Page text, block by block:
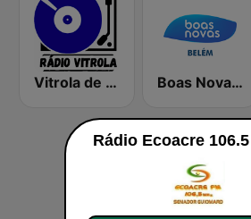
Vitrola de Itatiba Boas Novas Belém